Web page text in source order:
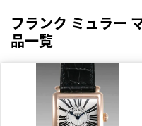
フランク ミュラー
品一覧